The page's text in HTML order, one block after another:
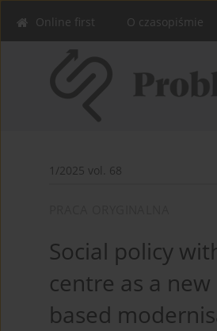
Online first O czasopiśmie
1/2025 vol. 68
Social policy
centre as a
based